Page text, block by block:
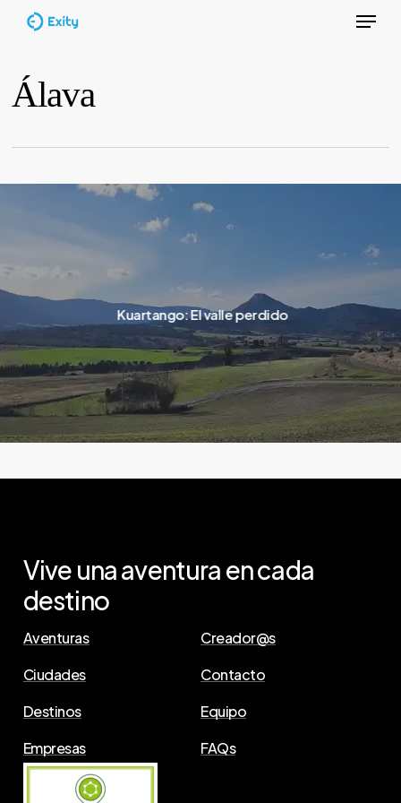
Skip
content
Menu
Álava
Kuartango: El valle perdido
Vive unaaventura encada
destino
Aventuras
Ciudades
Destinos
Empresas
Creador@s
Contacto
Equipo
FAQs